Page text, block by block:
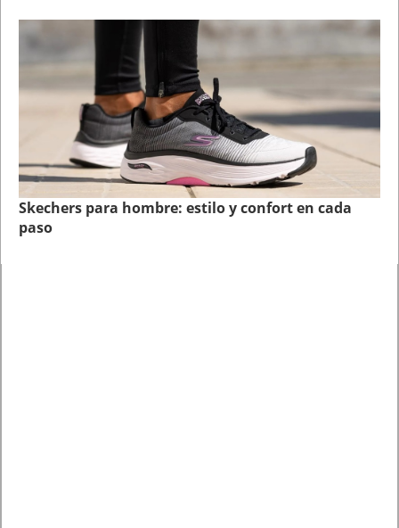
Skechers para hombre: estilo y confort en cada
paso